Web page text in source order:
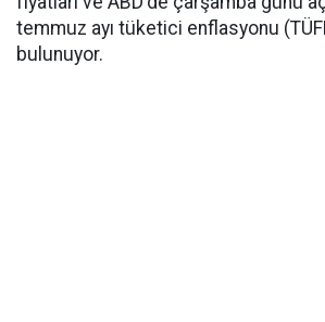
temmuz ayı tüketici enflasyonu
bulunuyor.